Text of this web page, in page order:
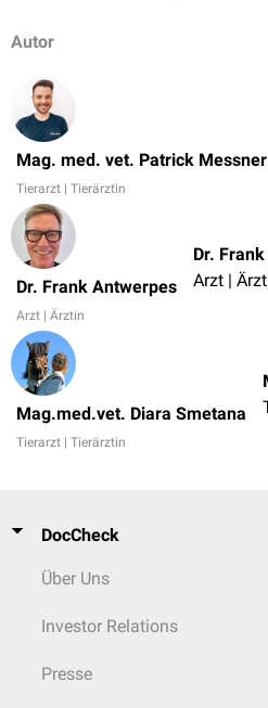
Autor
Mag. med. vet. Patrick Messner
Tierarzt | Tierärztin
Dr. Frank Antwerpes
Arzt | Ärztin
Dr.
Arzt |
Mag.med.vet. Diara Smetana
Tierarzt | Tierärztin
DocCheck
Über Uns
Investor Relations
Presse